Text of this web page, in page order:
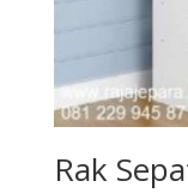
Rak